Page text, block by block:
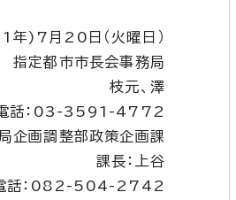
)7月20日（火曜日）
指定都市市長会事務局
枝元、澤
話：03-3591-4772
企画調整部政策企画課
課長：上谷
話：082-504-2742